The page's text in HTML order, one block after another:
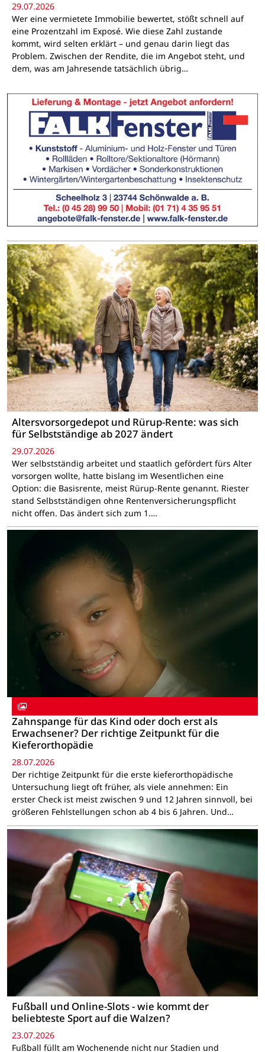
29.07.2026
Wer eine vermietete Immobilie bewertet, stößt schnell auf
eine Prozentzahl im Exposé. Wie diese Zahl zustande
kommt, wird selten erklärt – und genau darin liegt das
Problem. Zwischen der Rendite, die im Angebot steht, und
dem, was am Jahresende tatsächlich übrig…
Altersvorsorgedepot und Rürup-Rente: was sich
für Selbstständige ab 2027 ändert
29.07.2026
Wer selbstständig arbeitet und staatlich gefördert fürs Alter
vorsorgen wollte, hatte bislang im Wesentlichen eine
Option: die Basisrente, meist Rürup-Rente genannt. Riester
stand Selbstständigen ohne Rentenversicherungspflicht
nicht offen. Das ändert sich zum 1.…
Zahnspange für das Kind oder doch erst als
Erwachsener? Der richtige Zeitpunkt für die
Kieferorthopädie
28.07.2026
Der richtige Zeitpunkt für die erste kieferorthopädische
Untersuchung liegt oft früher, als viele annehmen: Ein
erster Check ist meist zwischen 9 und 12 Jahren sinnvoll, bei
größeren Fehlstellungen schon ab 4 bis 6 Jahren. Und…
Fußball und Online-Slots - wie kommt der
beliebteste Sport auf die Walzen?
23.07.2026
Fußball füllt am Wochenende nicht nur Stadien und